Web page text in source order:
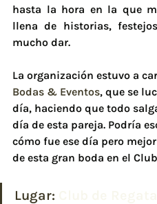
hasta la hora en la que
llena de historias,
mucho dar.
La organización estuvo a
Bodas & Eventos, que se
día, haciendo que todo
día de esta pareja. Podría
cómo fue ese día pero
de esta gran boda en el
Lugar: